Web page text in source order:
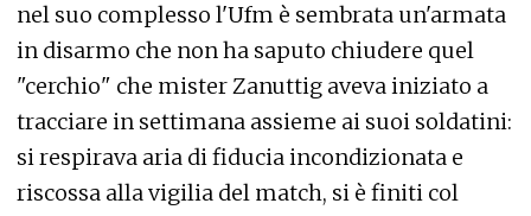
nel suo complesso l'Ufm è sembrata un'armata
in disarmo che non ha saputo chiudere quel
"cerchio" che mister Zanuttig aveva iniziato a
tracciare in settimana assieme ai suoi soldatini:
si respirava aria di fiducia incondizionata e
riscossa alla vigilia del match, si è finiti col